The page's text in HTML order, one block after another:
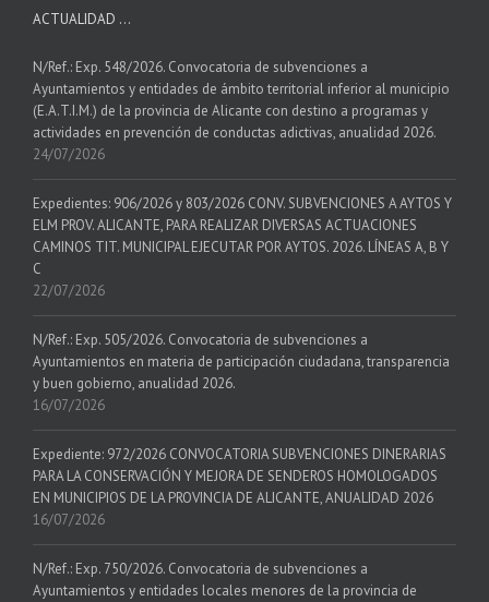
ACTUALIDAD …
N/Ref.: Exp. 548/2026. Convocatoria de subvenciones a
Ayuntamientos y entidades de ámbito territorial inferior al municipio
(E.A.T.I.M.) de la provincia de Alicante con destino a programas y
actividades en prevención de conductas adictivas, anualidad 2026.
24/07/2026
Expedientes: 906/2026 y 803/2026 CONV. SUBVENCIONES A AYTOS Y
ELM PROV. ALICANTE, PARA REALIZAR DIVERSAS ACTUACIONES
CAMINOS TIT. MUNICIPAL EJECUTAR POR AYTOS. 2026. LÍNEAS A, B Y
C
22/07/2026
N/Ref.: Exp. 505/2026. Convocatoria de subvenciones a
Ayuntamientos en materia de participación ciudadana, transparencia
y buen gobierno, anualidad 2026.
16/07/2026
Expediente: 972/2026 CONVOCATORIA SUBVENCIONES DINERARIAS
PARA LA CONSERVACIÓN Y MEJORA DE SENDEROS HOMOLOGADOS
EN MUNICIPIOS DE LA PROVINCIA DE ALICANTE, ANUALIDAD 2026
16/07/2026
N/Ref.: Exp. 750/2026. Convocatoria de subvenciones a
Ayuntamientos y entidades locales menores de la provincia de